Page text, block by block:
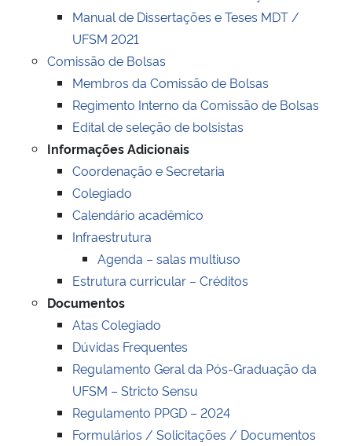
Ministério da Mulher, da Família e dos Direitos Humanos
Secretaria-Geral
Secretaria de Governo
Gabinete de Segurança Institucional
Advocacia-Geral da União
Banco Central do Brasil
Manual de Dissertações e Teses MDT /
UFSM 2021
Comissão de Bolsas
Membros da Comissão de Bolsas
Regimento Interno da Comissão de Bolsas
Edital de seleção de bolsistas
Informações Adicionais
Coordenação e Secretaria
Colegiado
Calendário acadêmico
Infraestrutura
Agenda – salas multiuso
Estrutura curricular – Créditos
Documentos
Atas Colegiado
Dúvidas Frequentes
Regulamento Geral da Pós-Graduação da
UFSM – Stricto Sensu
Regulamento PPGD – 2024
Formulários / Solicitações / Documentos